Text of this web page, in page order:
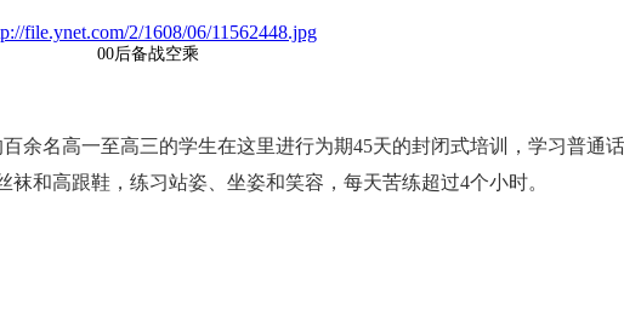
file.ynet.com/2/1608/06/11562448.jpg
00后备战空乘
名高一至高三的学生在这里进行为期45天的封闭式培训，学习普通
和高跟鞋，练习站姿、坐姿和笑容，每天苦练超过4个小时。